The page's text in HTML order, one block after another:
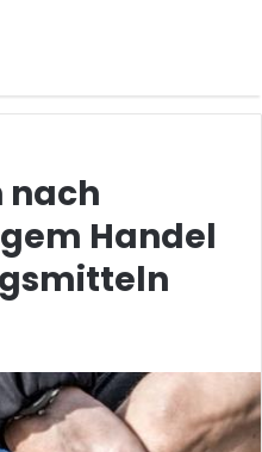
nach
Handel